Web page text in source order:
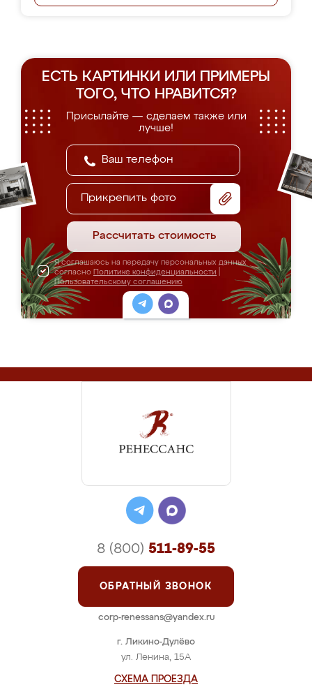
ЕСТЬ КАРТИНКИ ИЛИ ПРИМЕРЫ
ТОГО, ЧТО НРАВИТСЯ?
Присылайте — сделаем также или
лучше!
Прикрепить фото
Рассчитать стоимость
Я соглашаюсь на передачу персональных данных
согласно Политике конфиденциальности
Пользовательскому соглашению
г. Ликино-Дулёво
ул. Ленина, 15А
СХЕМА ПРОЕЗДА
8 (800) 511-89-55
ОБРАТНЫЙ ЗВОНОК
corp-renessans@yandex.ru